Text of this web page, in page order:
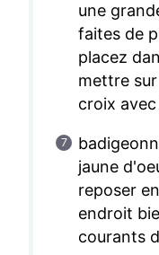
une
faites de
placez
mettre
croix
jaune
reposer
endroit
courants